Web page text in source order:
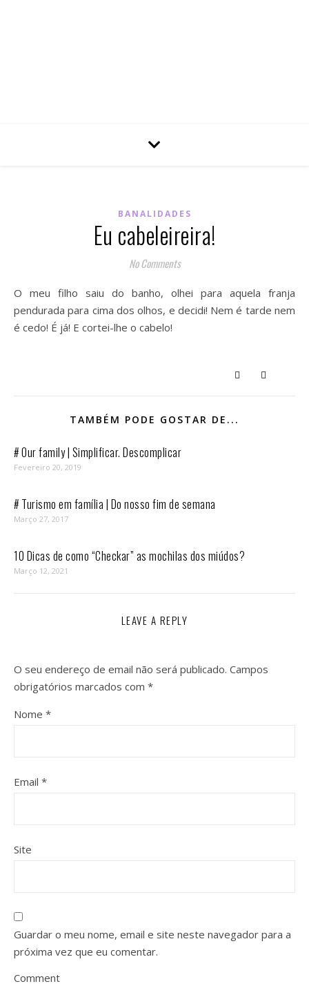
BANALIDADES
Eu cabeleireira!
No Comments
O meu filho saiu do banho, olhei para aquela franja
pendurada para cima dos olhos, e decidi! Nem é tarde nem
é cedo! É já! E cortei-lhe o cabelo!
TAMBÉM PODE GOSTAR DE...
# Our family | Simplificar. Descomplicar
Fevereiro 20, 2019
# Turismo em família | Do nosso fim de semana
Março 27, 2017
10 Dicas de como “Checkar” as mochilas dos miúdos?
Março 12, 2021
LEAVE A REPLY
O seu endereço de email não será publicado. Campos
obrigatórios marcados com *
Nome *
Email *
Site
Guardar o meu nome, email e site neste navegador para a
próxima vez que eu comentar.
Comment